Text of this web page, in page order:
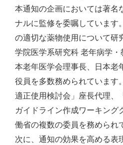
本通知の企画においては著名
ナルに監修を委嘱しています
の適切な薬物使用について研
学院医学系研究科 老年病学
本老年医学会理事長、日本老
役員を多数務められています
適正使用検討会」座長代理、
ガイドライン作成ワーキング
働省の複数の委員を務められ
次に、通知の効果を高める表